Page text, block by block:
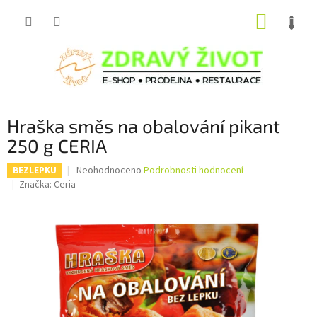
Hraška směs na obalování pikant
250 g CERIA
BEZLEPKU
Průměrné
0,0
z
5
hvězdiček.
Neohodnoceno Podrobnosti hodnocení
Značka: Ceria